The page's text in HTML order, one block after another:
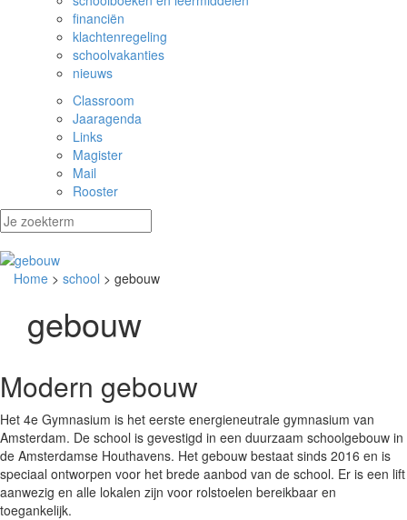
financiën
klachtenregeling
schoolvakanties
nieuws
Classroom
Jaaragenda
Links
Magister
Mail
Rooster
Home > school > gebouw
gebouw
Modern gebouw
Het 4e Gymnasium is het eerste energieneutrale gymnasium van
Amsterdam. De school is gevestigd in een duurzaam schoolgebouw in
de Amsterdamse Houthavens. Het gebouw bestaat sinds 2016 en is
speciaal ontworpen voor het brede aanbod van de school. Er is een lift
aanwezig en alle lokalen zijn voor rolstoelen bereikbaar en
toegankelijk.